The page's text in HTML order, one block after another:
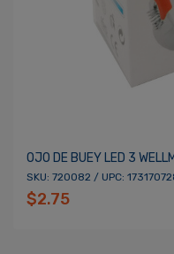
OJO DE BUEY LED 3
SKU: 720082 / UPC:
$2.75